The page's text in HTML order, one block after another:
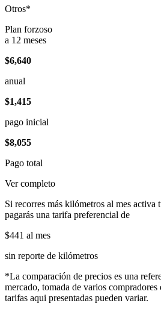
Otros*
Plan forzoso
a 12 meses
$6,640
anual
$1,415
pago inicial
$8,055
Pago total
Ver completo
Si recorres más kilómetros al mes activa
pagarás una tarifa preferencial de
$441 al mes
sin reporte de kilómetros
*La comparación de precios es una
mercado, tomada de varios
tarifas aqui presentadas pueden variar.